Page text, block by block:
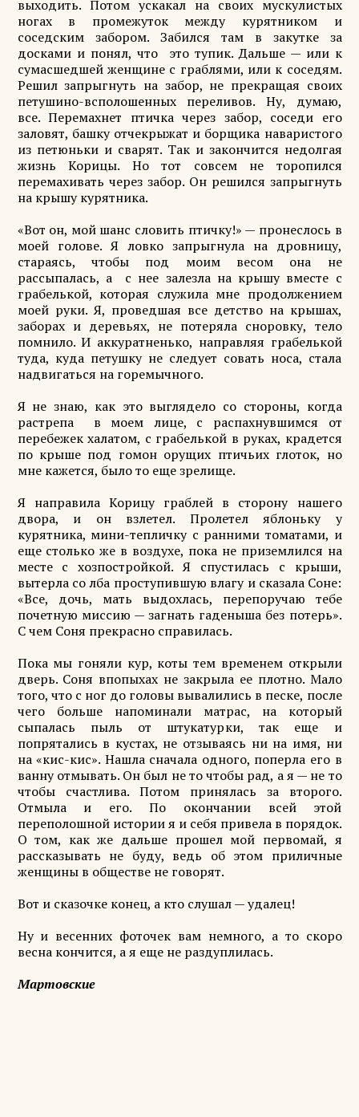
выходить. Потом ускакал на своих мускулистых
ногах в промежуток между курятником и
соседским забором. Забился там в закутке за
досками и понял, что это тупик. Дальше — или к
сумасшедшей женщине с граблями, или к соседям.
Решил запрыгнуть на забор, не прекращая своих
петушино-всполошенных переливов. Ну, думаю,
все. Перемахнет птичка через забор, соседи его
заловят, башку отчекрыжат и борщика наваристого
из петюньки и сварят. Так и закончится недолгая
жизнь Корицы. Но тот совсем не торопился
перемахивать через забор. Он решился запрыгнуть
на крышу курятника.
«Вот он, мой шанс словить птичку!» — пронеслось в
моей голове. Я ловко запрыгнула на дровницу,
стараясь, чтобы под моим весом она не
рассыпалась, а с нее залезла на крышу вместе с
грабелькой, которая служила мне продолжением
моей руки. Я, проведшая все детство на крышах,
заборах и деревьях, не потеряла сноровку, тело
помнило. И аккуратненько, направляя грабелькой
туда, куда петушку не следует совать носа, стала
надвигаться на горемычного.
Я не знаю, как это выглядело со стороны, когда
растрепа в моем лице, с распахнувшимся от
перебежек халатом, с грабелькой в руках, крадется
по крыше под гомон орущих птичьих глоток, но
мне кажется, было то еще зрелище.
Я направила Корицу граблей в сторону нашего
двора, и он взлетел. Пролетел яблоньку у
курятника, мини-тепличку с ранними томатами, и
еще столько же в воздухе, пока не приземлился на
месте с хозпостройкой. Я спустилась с крыши,
вытерла со лба проступившую влагу и сказала Соне:
«Все, дочь, мать выдохлась, перепоручаю тебе
почетную миссию — загнать гаденыша без потерь».
С чем Соня прекрасно справилась.
Пока мы гоняли кур, коты тем временем открыли
дверь. Соня впопыхах не закрыла ее плотно. Мало
того, что с ног до головы вывалились в песке, после
чего больше напоминали матрас, на который
сыпалась пыль от штукатурки, так еще и
попрятались в кустах, не отзываясь ни на имя, ни
на «кис-кис». Нашла сначала одного, поперла его в
ванну отмывать. Он был не то чтобы рад, а я — не то
чтобы счастлива. Потом принялась за второго.
Отмыла и его. По окончании всей этой
переполошной истории я и себя привела в порядок.
О том, как же дальше прошел мой первомай, я
рассказывать не буду, ведь об этом приличные
женщины в обществе не говорят.
Вот и сказочке конец, а кто слушал — удалец!
Ну и весенних фоточек вам немного, а то скоро
весна кончится, а я еще не раздуплилась.
Мартовские